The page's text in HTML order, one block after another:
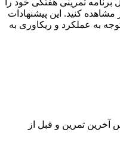
تمرینی هفتگی خود را
مشاهده کنید. این پیشنهادات
به عملکرد و ریکاوری به
تمرین و قبل از